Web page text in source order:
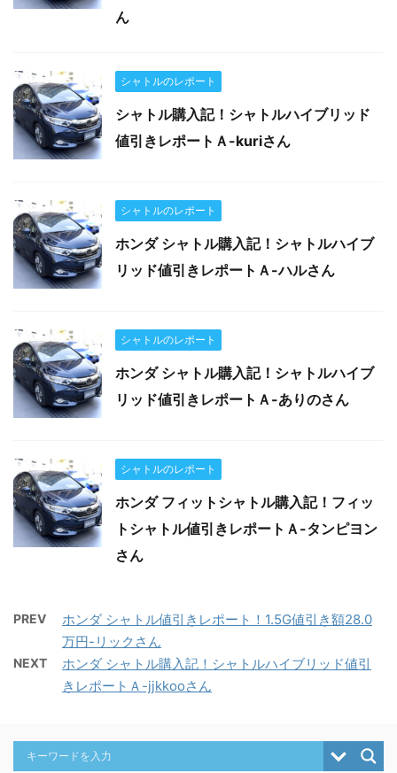
ん
シャトルのレポート
シャトル購入記！シャトルハイブリッド
値引きレポートＡ-kuriさん
シャトルのレポート
ホンダ シャトル購入記！シャトルハイブ
リッド値引きレポートＡ-ハルさん
シャトルのレポート
ホンダ シャトル購入記！シャトルハイブ
リッド値引きレポートＡ-ありのさん
シャトルのレポート
ホンダ フィットシャトル購入記！フィッ
トシャトル値引きレポートＡ-タンピヨン
さん
PREV
ホンダ シャトル値引きレポート！1.5G値引き額28.0
万円-リックさん
NEXT
ホンダ シャトル購入記！シャトルハイブリッド値引
きレポートＡ-jjkkooさん